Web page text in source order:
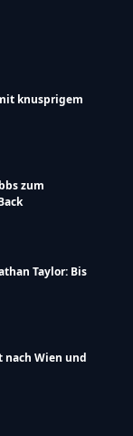
knusprigem
zum
Taylor: Bis
nach Wien und